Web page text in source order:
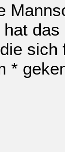
*